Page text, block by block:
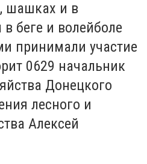
шашках и в
беге и волейболе
принимали участие
0629 начальник
Донецкого
лесного и
Алексей